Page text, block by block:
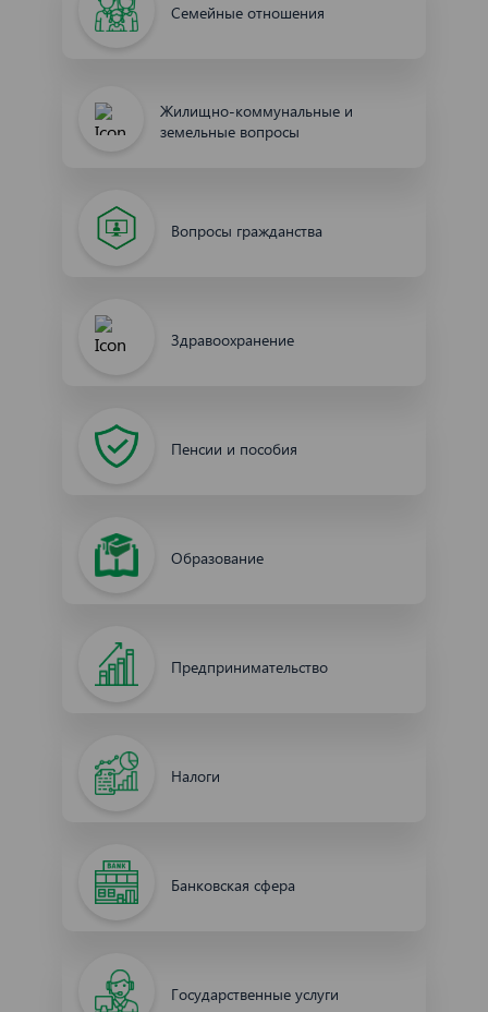
Семейные отношения
Жилищно-коммунальные и
земельные вопросы
Вопросы гражданства
Здравоохранение
Пенсии и пособия
Образование
Предпринимательство
Налоги
Банковская сфера
Государственные услуги